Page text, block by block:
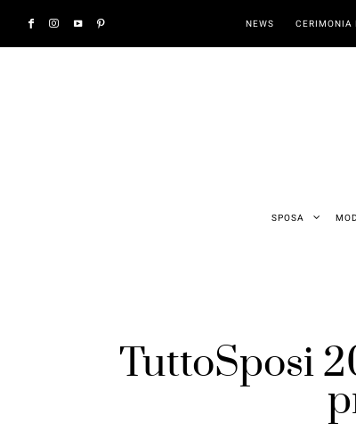
NEWS CERIMONIA
SPOSA
TuttoSposi